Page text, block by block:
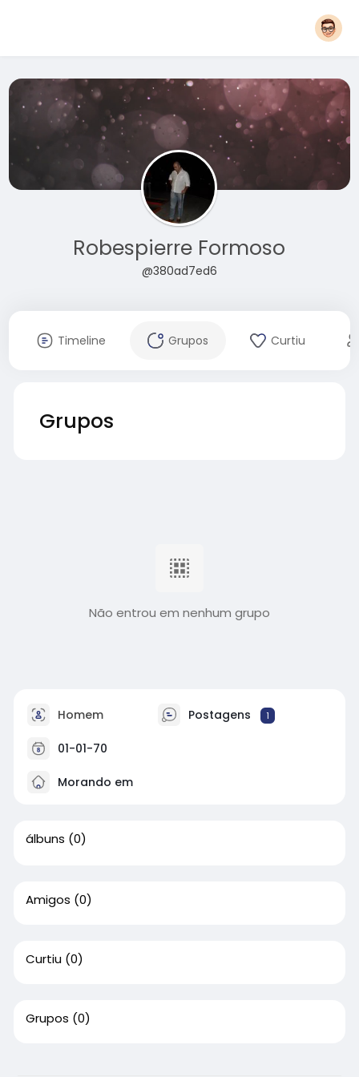
Robespierre Formoso
@380ad7ed6
Timeline Grupos Curtiu
Grupos
Não entrou em nenhum grupo
Homem Postagens 1
01-01-70
Morando em
álbuns (0)
Amigos (0)
Curtiu (0)
Grupos (0)